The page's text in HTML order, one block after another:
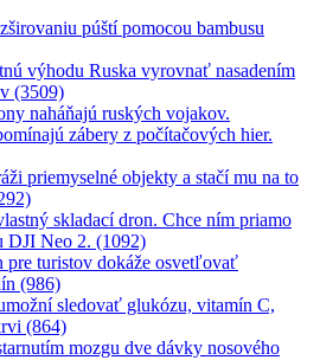
púští pomocou bambusu
výhodu Ruska vyrovnať nasadením
(3509)
naháňajú ruských vojakov.
zábery z počítačových hier.
priemyselné objekty a stačí mu na to
skladací dron. Chce ním priamo
DJI Neo 2. (1092)
pre turistov dokáže osvetľovať
(986)
sledovať glukózu, vitamín C,
(864)
mozgu dve dávky nosového